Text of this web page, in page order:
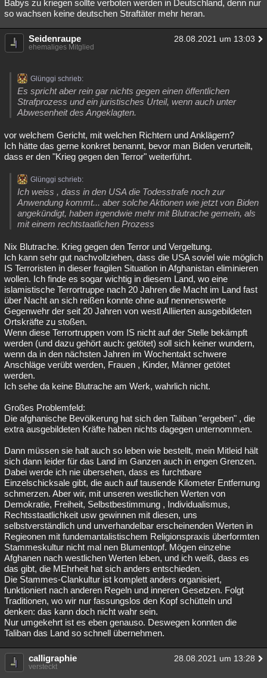
Babys zu kriegen sollte verboten werden in Deutschland, denn nur
so wachsen keine deutschen Straftäter mehr heran.
Seidenraupe 28.08.2021 um 13:03
ehemaliges Mitglied
Glünggi schrieb:
Es spricht aber rein gar nichts gegen einen öffentlichen
Strafprozess und ein juristisches Urteil, wenn auch unter
Abwesenheit des Angeklagten.
vor welchem Gericht, mit welchen Richtern und Anklägern?
Ich hätte das gerne konkret benannt, bevor man Biden verurteilt,
dass er den "Krieg gegen den Terror" weiterführt.
Glünggi schrieb:
Ich weiss , dass in den USA die Todesstrafe noch zur
Anwendung kommt... aber solche Aktionen wie jetzt von Biden
angekündigt, haben irgendwie mehr mit Blutrache gemein, als
mit einem rechtstaatlichen Prozess
Nix Blutrache. Krieg gegen den Terror und Vergeltung.
Ich kann sehr gut nachvollziehen, dass die USA soviel wie möglich
IS Terroristen in dieser fragilen Situation in Afghanistan eliminieren
wollen. Ich finde es sogar wichtig in diesem Land, wo eine
islamistische Terrortruppe nach 20 Jahren die Macht im Land fast
über Nacht an sich reißen konnte ohne auf nennenswerte
Gegenwehr der seit 20 Jahren von westl Alliierten ausgebildeten
Ortskräfte zu stoßen.
Wenn diese Terrortruppen vom IS nicht auf der Stelle bekämpft
werden (und dazu gehört auch: getötet) soll sich keiner wundern,
wenn da in den nächsten Jahren im Wochentakt schwere
Anschläge verübt werden, Frauen , Kinder, Männer getötet
werden.
Ich sehe da keine Blutrache am Werk, wahrlich nicht.
Großes Problemfeld:
Die afghanische Bevölkerung hat sich den Taliban "ergeben" , die
extra ausgebildeten Kräfte haben nichts dagegen unternommen.
Dann müssen sie halt auch so leben wie bestellt, mein Mitleid hält
sich dann leider für das Land im Ganzen auch in engen Grenzen.
Dabei werde ich nie übersehen, dass es furchtbare
Einzelschicksale gibt, die auch auf tausende Kilometer Entfernung
schmerzen. Aber wir, mit unseren westlichen Werten von
Demokratie, Freiheit, Selbstbestimmung , Individualismus,
Rechtsstaatlichkeit usw gewinnen mit diesen, uns
selbstverständlich und unverhandelbar erscheinenden Werten in
Regieonen mit fundemantalistischem Religionspraxis überformten
Stammeskultur nicht mal nen Blumentopf. Mögen einzelne
Afghanen nach westlichen Werten leben, und ich weiß, dass es
das gibt, die MEhrheit hat sich anders entschieden.
Die Stammes-Clankultur ist komplett anders organisiert,
funktioniert nach anderen Regeln und inneren Gesetzen. Folgt
Traditionen, wo wir nur fassungslos den Kopf schütteln und
denken: das kann doch nicht wahr sein.
Nur umgekehrt ist es eben genauso. Deswegen konnten die
Taliban das Land so schnell übernehmen.
calligraphie 28.08.2021 um 13:28
versteckt